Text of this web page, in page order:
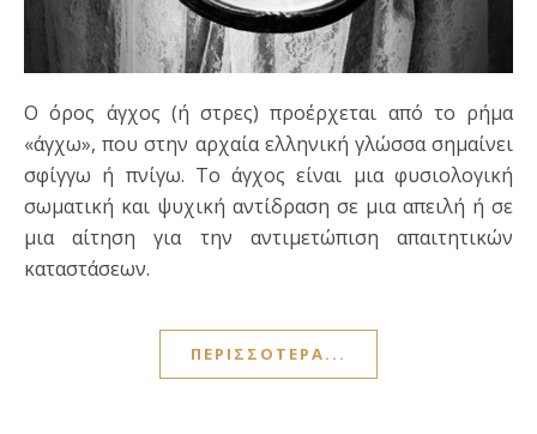
Ο όρος άγχος (ή στρες) προέρχεται από το ρήμα
«άγχω», που στην αρχαία ελληνική γλώσσα σημαίνει
σφίγγω ή πνίγω. Το άγχος είναι μια φυσιολογική
σωματική και ψυχική αντίδραση σε μια απειλή ή σε
μια αίτηση για την αντιμετώπιση απαιτητικών
καταστάσεων.
ΠΕΡΙΣΣΌΤΕΡΑ...